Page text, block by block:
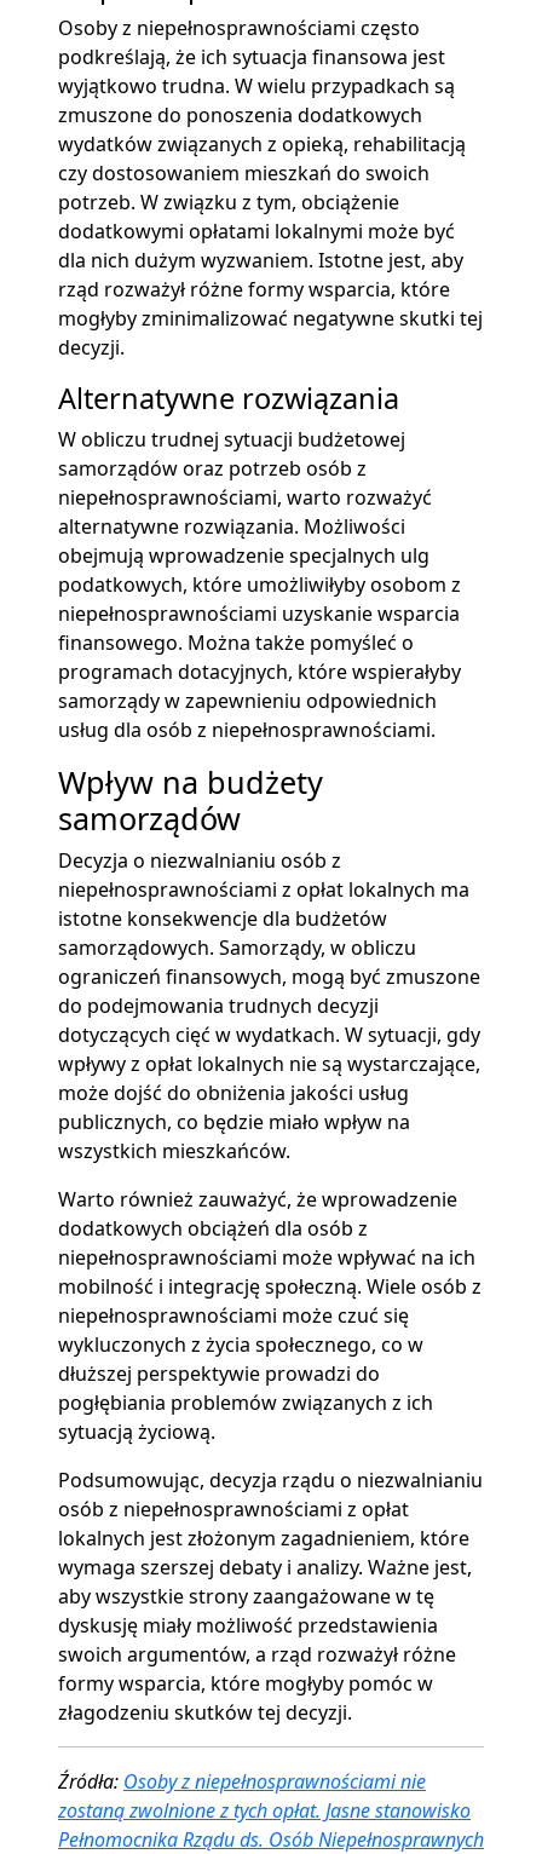
Osoby z niepełnosprawnościami często
podkreślają, że ich sytuacja finansowa jest
wyjątkowo trudna. W wielu przypadkach są
zmuszone do ponoszenia dodatkowych
wydatków związanych z opieką, rehabilitacją
czy dostosowaniem mieszkań do swoich
potrzeb. W związku z tym, obciążenie
dodatkowymi opłatami lokalnymi może być
dla nich dużym wyzwaniem. Istotne jest, aby
rząd rozważył różne formy wsparcia, które
mogłyby zminimalizować negatywne skutki tej
decyzji.
Alternatywne rozwiązania
W obliczu trudnej sytuacji budżetowej
samorządów oraz potrzeb osób z
niepełnosprawnościami, warto rozważyć
alternatywne rozwiązania. Możliwości
obejmują wprowadzenie specjalnych ulg
podatkowych, które umożliwiłyby osobom z
niepełnosprawnościami uzyskanie wsparcia
finansowego. Można także pomyśleć o
programach dotacyjnych, które wspierałyby
samorządy w zapewnieniu odpowiednich
usług dla osób z niepełnosprawnościami.
Wpływ na budżety
samorządów
Decyzja o niezwalnianiu osób z
niepełnosprawnościami z opłat lokalnych ma
istotne konsekwencje dla budżetów
samorządowych. Samorządy, w obliczu
ograniczeń finansowych, mogą być zmuszone
do podejmowania trudnych decyzji
dotyczących cięć w wydatkach. W sytuacji, gdy
wpływy z opłat lokalnych nie są wystarczające,
może dojść do obniżenia jakości usług
publicznych, co będzie miało wpływ na
wszystkich mieszkańców.
Warto również zauważyć, że wprowadzenie
dodatkowych obciążeń dla osób z
niepełnosprawnościami może wpływać na ich
mobilność i integrację społeczną. Wiele osób z
niepełnosprawnościami może czuć się
wykluczonych z życia społecznego, co w
dłuższej perspektywie prowadzi do
pogłębiania problemów związanych z ich
sytuacją życiową.
Podsumowując, decyzja rządu o niezwalnianiu
osób z niepełnosprawnościami z opłat
lokalnych jest złożonym zagadnieniem, które
wymaga szerszej debaty i analizy. Ważne jest,
aby wszystkie strony zaangażowane w tę
dyskusję miały możliwość przedstawienia
swoich argumentów, a rząd rozważył różne
formy wsparcia, które mogłyby pomóc w
złagodzeniu skutków tej decyzji.
Źródła: Osoby z niepełnosprawnościami nie
zostaną zwolnione z tych opłat. Jasne stanowisko
Pełnomocnika Rządu ds. Osób Niepełnosprawnych